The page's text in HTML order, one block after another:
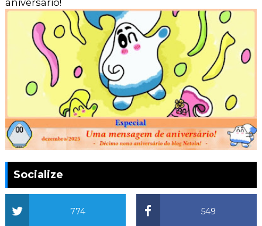
Socialize
549
774